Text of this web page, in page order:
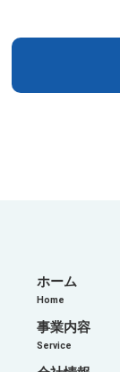
ホーム
Home
事業内容
Service